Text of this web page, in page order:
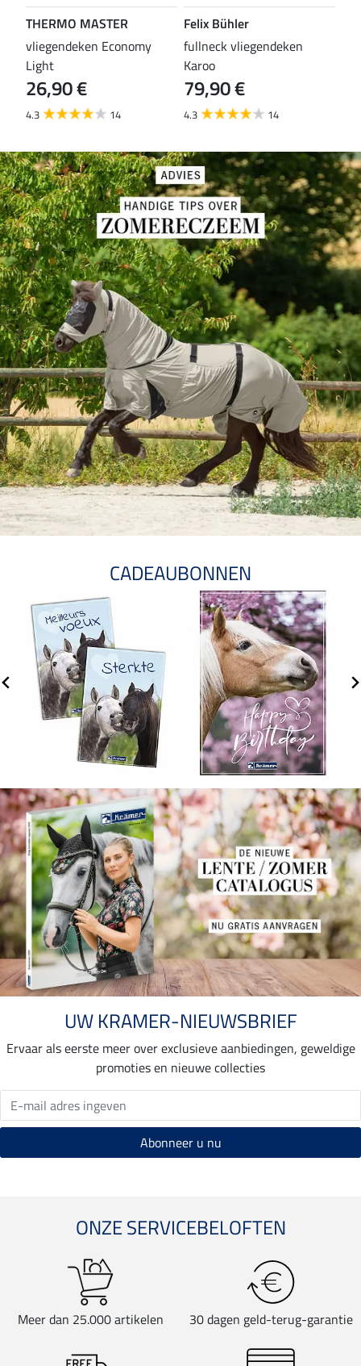
THERMO MASTER
vliegendeken Economy
Light
26,90 €
4.3 14
Felix Bühler
fullneck vliegendeken
Karoo
79,90 €
4.3 14
CADEAUBONNEN
UW KRAMER-NIEUWSBRIEF
Ervaar als eerste meer over exclusieve aanbiedingen, geweldige
promoties en nieuwe collecties
ONZE SERVICEBELOFTEN
Meer dan 25.000 artikelen 30 dagen geld-terug-garantie